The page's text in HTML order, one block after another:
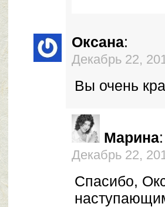
Оксана:
Декабрь 22,
Вы очень
Марина:
Декабрь 22,
Спасибо,